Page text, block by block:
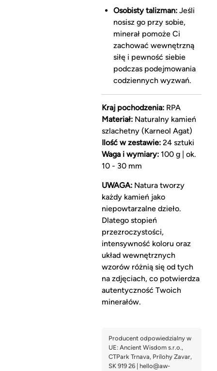
Osobisty talizman:Jeśli
nosisz go przy sobie,
minerał pomoże Ci
zachować wewnętrzną
siłę i pewność siebie
podczas podejmowania
codziennych wyzwań.
Kraj pochodzenia:RPA
Materiał:Naturalny kamień
szlachetny (Karneol Agat)
Ilość w zestawie:24 sztuki
Waga i wymiary:100 g | ok.
10 - 30 mm
UWAGA:Natura tworzy
każdy kamień jako
niepowtarzalne dzieło.
Dlatego stopień
przezroczystości,
intensywność koloru oraz
układ wewnętrznych
wzorów różnią się od tych
na zdjęciach, co potwierdza
autentyczność Twoich
minerałów.